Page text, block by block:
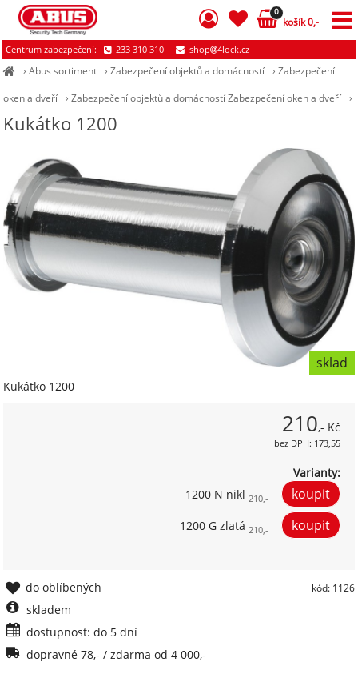
›Abus sortiment ›Zabezpečení objektů a domácností ›Zabezpečení
oken a dveří ›Zabezpečení objektů a domácností Zabezpečení oken a dveří ›
Kukátko 1200
Kukátko 1200
sklad
210,- Kč
bez DPH: 173,55
Varianty:
1200 N nikl 210,-
1200 G zlatá 210,-
kód: 1126
do oblíbených
skladem
dostupnost: do 5 dní
dopravné 78,- / zdarma od 4 000,-
0
košík 0,-
Centrum zabezpečení: 233 310 310 shop 4lock.cz